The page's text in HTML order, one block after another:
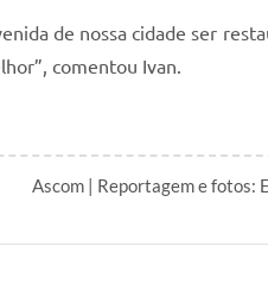
de nossa cidade ser
comentou Ivan.
Ascom | Reportagem e fotos: